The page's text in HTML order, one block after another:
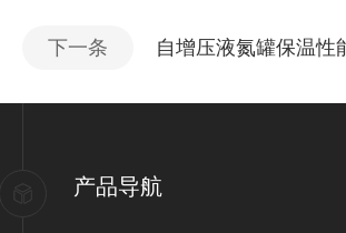
下一条 自增压液氮罐保温性
产品导航